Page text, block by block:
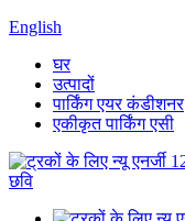
English
घर
उत्पादों
पार्किंग एयर कंडीशनर
एकीकृत पार्किंग एसी